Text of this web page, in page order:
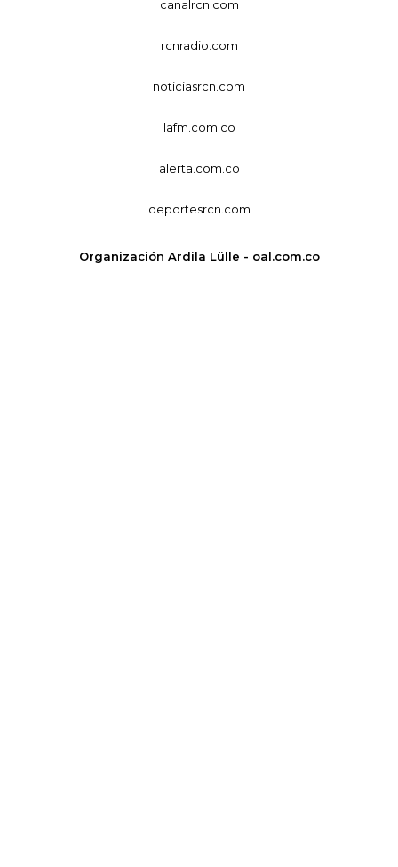
canalrcn.com
rcnradio.com
noticiasrcn.com
lafm.com.co
alerta.com.co
deportesrcn.com
Organización Ardila Lülle - oal.com.co